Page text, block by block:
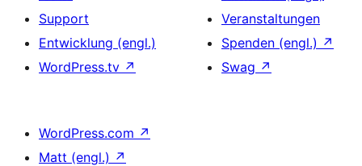
Support
Entwicklung (engl.)
WordPress.tv ↗
Veranstaltungen
Spenden (engl.) ↗
Swag ↗
WordPress.com ↗
Matt (engl.) ↗